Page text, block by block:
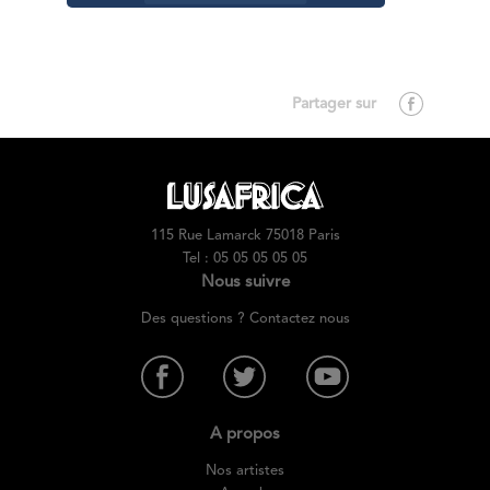
115 Rue Lamarck 75018 Paris
Tel : 05 05 05 05 05
Nous suivre
Des questions ? Contactez nous
A propos
Nos artistes